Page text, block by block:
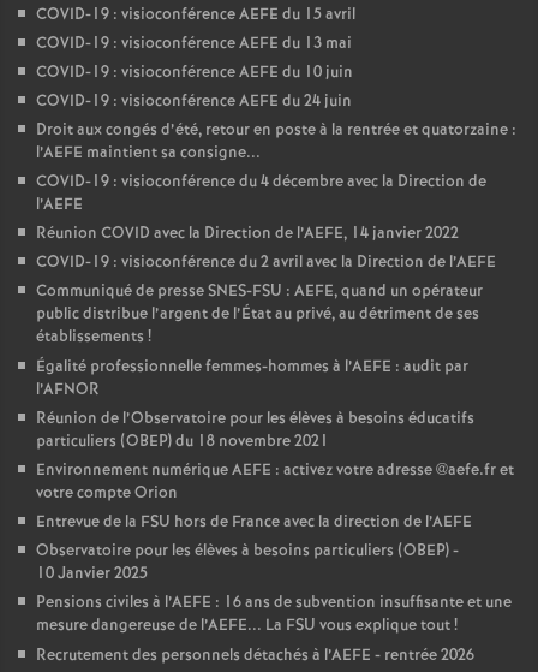
COVID-19 : visioconférence AEFE du 15 avril
COVID-19 : visioconférence AEFE du 13 mai
COVID-19 : visioconférence AEFE du 10 juin
COVID-19 : visioconférence AEFE du 24 juin
Droit aux congés d’été, retour en poste à la rentrée et quatorzaine :
l’AEFE maintient sa consigne...
COVID-19 : visioconférence du 4 décembre avec la Direction de
l’AEFE
Réunion COVID avec la Direction de l’AEFE, 14 janvier 2022
COVID-19 : visioconférence du 2 avril avec la Direction de l’AEFE
Communiqué de presse SNES-FSU : AEFE, quand un opérateur
public distribue l’argent de l’État au privé, au détriment de ses
établissements !
Égalité professionnelle femmes-hommes à l’AEFE : audit par
l’AFNOR
Réunion de l’Observatoire pour les élèves à besoins éducatifs
particuliers (OBEP) du 18 novembre 2021
Environnement numérique AEFE : activez votre adresse @aefe.fr et
votre compte Orion
Entrevue de la FSU hors de France avec la direction de l’AEFE
Observatoire pour les élèves à besoins particuliers (OBEP) -
10 Janvier 2025
Pensions civiles à l’AEFE : 16 ans de subvention insuffisante et une
mesure dangereuse de l’AEFE... La FSU vous explique tout!
Recrutement des personnels détachés à l’AEFE - rentrée 2026